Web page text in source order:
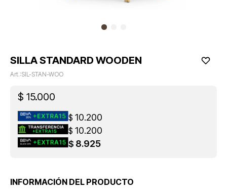
SILLA STANDARD WOODEN
SIL-STAN-WOO
$ 15.000
$ 10.200
$ 10.200
$ 8.925
INFORMACIÓN DEL PRODUCTO